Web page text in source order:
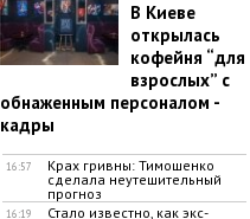
​В Киеве
открылась
кофейня “для
взрослых” с
обнаженным персоналом -
кадры
16:57
​Крах гривны: Тимошенко
сделала неутешительный
прогноз
16:19
​Стало известно, как экс-